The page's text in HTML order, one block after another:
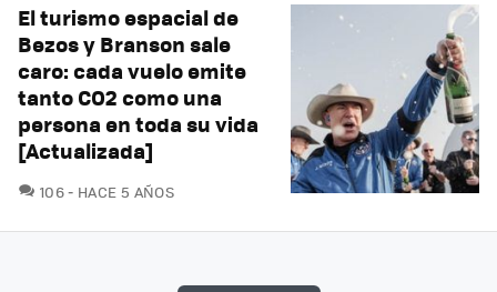
El turismo espacial de
Bezos y Branson sale
caro: cada vuelo emite
tanto CO2 como una
persona en toda su vida
[Actualizada]
106COMENTARIOS
HACE 5 AÑOS